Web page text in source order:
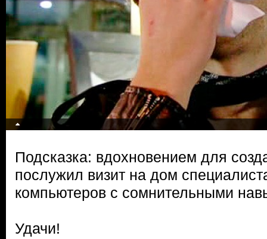
Подсказка: вдохновением для
послужил визит на дом
компьютеров с сомнительными
Удачи!